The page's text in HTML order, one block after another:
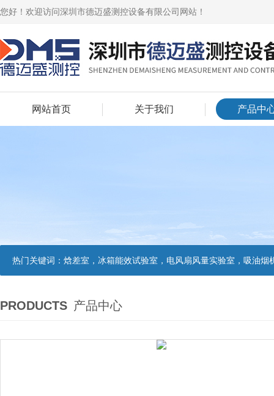
您好！欢迎访问深圳市德迈盛测控设备有限公司网站！
网站首页 关于我们 产品中
热门关键词： 焓差室，冰箱能效试验室，电风扇风量实验室，吸油烟机油脂分离度试验装置，吸油烟机空气性能试验装置，吸油烟机气味
PRODUCTS 产品中心